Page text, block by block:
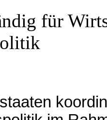
für